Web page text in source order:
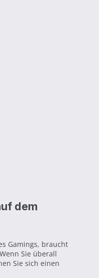
dem
Gamings, braucht
Sie überall
Sie sich einen